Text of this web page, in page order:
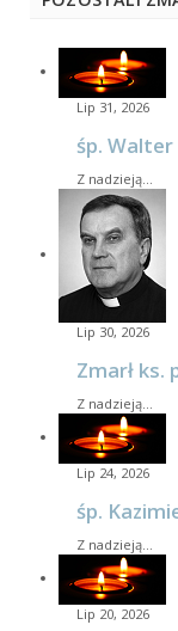
Lip 31, 2026
śp.
Z nadzieją…
Lip 30, 2026
Zmarł ks.
Z nadzieją…
Lip 24, 2026
śp.
Z nadzieją…
Lip 20, 2026